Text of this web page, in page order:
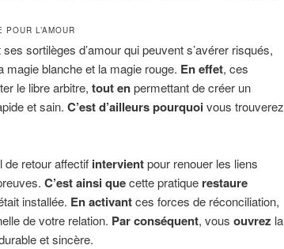
L’AMOUR
sortilèges d’amour qui peuvent s’avérer risqués,
magie blanche et la magie rouge. En effet, ces
le libre arbitre, tout enpermettant de créer un
et sain. C’est d’ailleurs pourquoivous trouverez
de retour affectif intervientpour renouer les liens
C’est ainsi quecette pratique restaure
installée. En activantces forces de réconciliation,
de votre relation. Par conséquent, vous ouvrez la
et sincère.